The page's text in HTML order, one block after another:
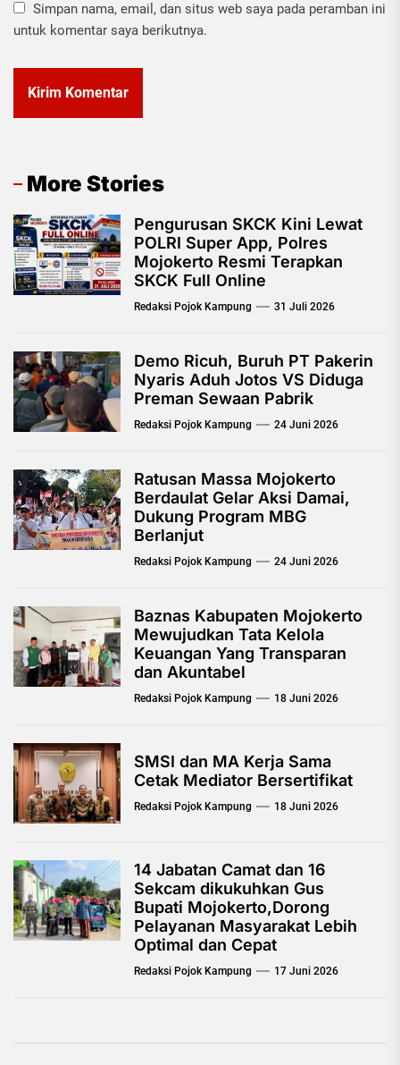
Simpan nama, email, dan situs web saya pada peramban ini
untuk komentar saya berikutnya.
More Stories
Pengurusan SKCK Kini Lewat
POLRI Super App, Polres
Mojokerto Resmi Terapkan
SKCK Full Online
Redaksi Pojok Kampung 31 Juli 2026
Demo Ricuh, Buruh PT Pakerin
Nyaris Aduh Jotos VS Diduga
Preman Sewaan Pabrik
Redaksi Pojok Kampung 24 Juni 2026
Ratusan Massa Mojokerto
Berdaulat Gelar Aksi Damai,
Dukung Program MBG
Berlanjut
Redaksi Pojok Kampung 24 Juni 2026
Baznas Kabupaten Mojokerto
Mewujudkan Tata Kelola
Keuangan Yang Transparan
dan Akuntabel
Redaksi Pojok Kampung 18 Juni 2026
SMSI dan MA Kerja Sama
Cetak Mediator Bersertifikat
Redaksi Pojok Kampung 18 Juni 2026
14 Jabatan Camat dan 16
Sekcam dikukuhkan Gus
Bupati Mojokerto,Dorong
Pelayanan Masyarakat Lebih
Optimal dan Cepat
Redaksi Pojok Kampung 17 Juni 2026